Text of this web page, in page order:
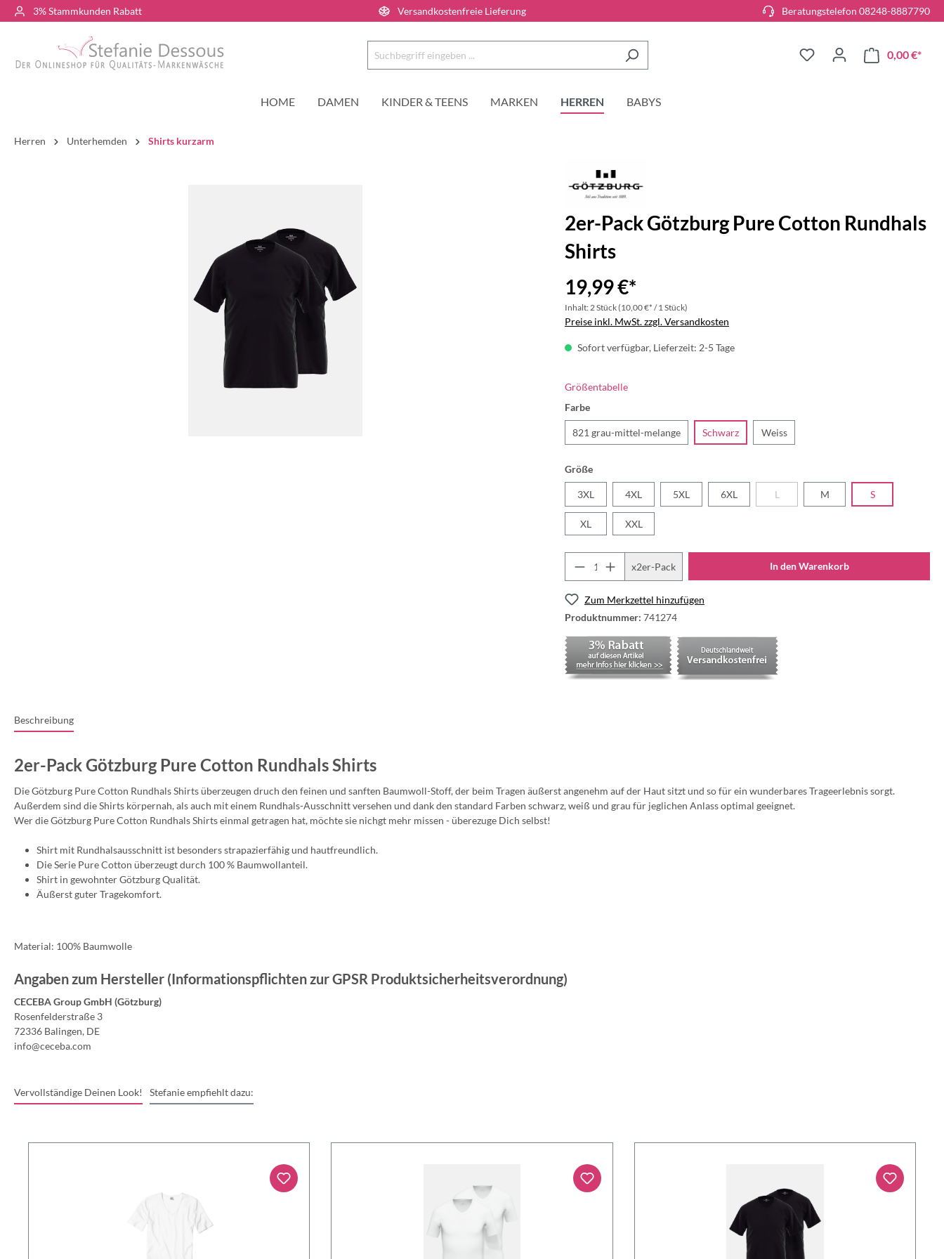
3% Stammkunden Rabatt Versandkostenfreie Lieferung Beratungstelefon 08248-8887790
0,00 €*
HOME DAMEN KINDER & TEENS MARKEN HERREN BABYS
Herren Unterhemden Shirts kurzarm
2er-Pack Götzburg Pure Cotton Rundhals
Shirts
19,99 €*
Inhalt: 2 Stück(10,00 €* / 1 Stück)
Preise inkl. MwSt. zzgl. Versandkosten
Sofort verfügbar, Lieferzeit: 2-5 Tage
Größentabelle
Farbe
821 grau-mittel-melange Schwarz Weiss
Größe
3XL 4XL 5XL 6XL L M S
XL XXL
x2er-Pack In den Warenkorb
Zum Merkzettel hinzufügen
Produktnummer: 741274
Beschreibung
2er-Pack Götzburg Pure Cotton Rundhals Shirts
Die Götzburg Pure Cotton Rundhals Shirts überzeugen druch den feinen und sanften Baumwoll-Stoff, der beim Tragen äußerst angenehm auf der Haut sitzt und so für ein wunderbares Trageerlebnis sorgt.
Außerdem sind die Shirts körpernah, als auch mit einem Rundhals-Ausschnitt versehen und dank den standard Farben schwarz, weiß und grau für jeglichen Anlass optimal geeignet.
Wer die Götzburg Pure Cotton Rundhals Shirts einmal getragen hat, möchte sie nichgt mehr missen - überezuge Dich selbst!
Shirt mit Rundhalsausschnitt ist besonders strapazierfähig und hautfreundlich.
Die Serie Pure Cotton überzeugt durch 100 % Baumwollanteil.
Shirt in gewohnter Götzburg Qualität.
Äußerst guter Tragekomfort.
Material: 100% Baumwolle
Angaben zum Hersteller (Informationspflichten zur GPSR Produktsicherheitsverordnung)
CECEBA Group GmbH (Götzburg)
Rosenfelderstraße 3
72336 Balingen, DE
info@ceceba.com
Vervollständige Deinen Look! Stefanie empfiehlt dazu: